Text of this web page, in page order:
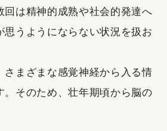
は精神的成熟や社会的発達へ
うようにならない状況を扱お
まざまな感覚神経から入る情
そのため、壮年期頃から脳の